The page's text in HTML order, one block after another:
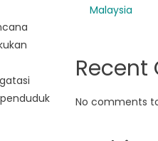
Malaysia
No comments